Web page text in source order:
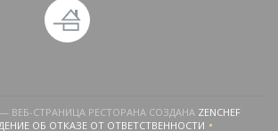
— ВЕБ-СТРАНИЦА РЕСТОРАНА СОЗДАНА ZENCHEF
ОБ ОТКАЗЕ ОТ ОТВЕТСТВЕННОСТИ